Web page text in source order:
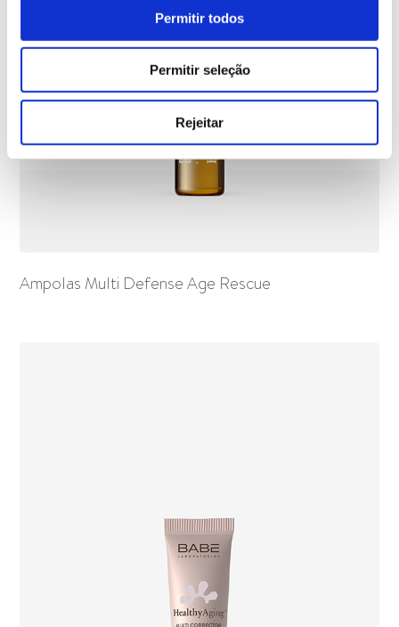
Permitir todos
Permitir seleção
Rejeitar
Ampolas Multi Defense Age Rescue